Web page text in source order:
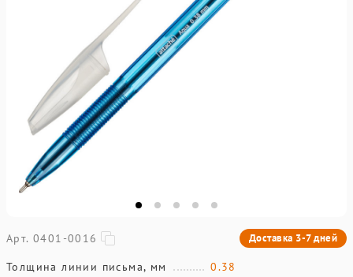
Арт. 0401-0016 Доставка 3-7 дней
Толщина линии письма, мм
0.38